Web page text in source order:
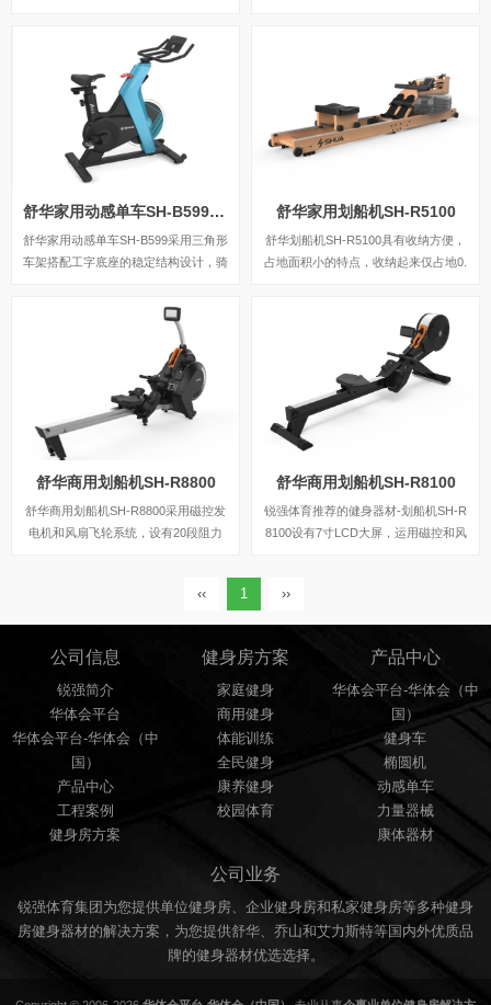
舒华家用动感单车SH-B599(A5-S)
舒华家用动感单车SH-B599采用三角形
车架搭配工字底座的稳定结构设计，骑
阻力设计，骑行时无物理摩擦，更顺畅
静音，同时无需插电，使用更便捷。1
3kg磁控飞轮，足量均质，保障骑行时
的惯性力及动平衡，骑行劲爽。
舒华家用划船机SH-R5100
舒华划船机SH-R5100具有收纳方便，
占地面积小的特点，收纳起来仅占地0.
达到背部塑肌、减脂腰腹、坚挺胸部、
紧致手臂和紧实大腿、修饰下肢等全身
性肌肉锻炼的模式，直击身体各重要肌
群。
舒华商用划船机SH-R8800
舒华商用划船机SH-R8800采用磁控发
电机和风扇飞轮系统，设有20段阻力
舒华商用划船机SH-R8100
锐强体育推荐的健身器材-划船机SH-R
8100设有7寸LCD大屏，运用磁控和风
练模式，12组固定程序，可以很好的
‹‹ 1 ››
公司信息
锐强简介
华体会平台
华体会平台-华体会（中
国）
产品中心
工程案例
健身房方案
健身房方案
家庭健身
商用健身
体能训练
全民健身
康养健身
校园体育
产品中心
华体会平台-华体会（中
国）
健身车
椭圆机
动感单车
力量器械
康体器材
公司业务
锐强体育集团为您提供单位健身房、企业健身房和私家健身房等多种健身
房健身器材的解决方案，为您提供舒华、乔山和艾力斯特等国内外优质品
牌的健身器材优选选择。